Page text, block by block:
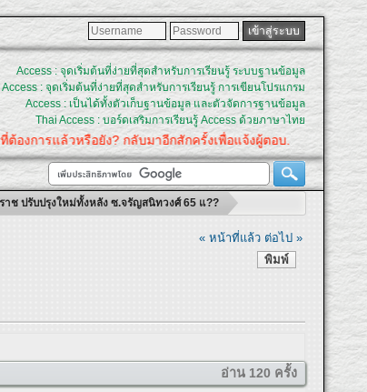
Access : จุดเริ่มต้นที่ง่ายที่สุดสำหรับการเรียนรู้ ระบบฐานข้อมูล
Access : จุดเริ่มต้นที่ง่ายที่สุดสำหรับการเรียนรู้ การเขียนโปรแกรม
Access : เป็นได้ทั้งตัวเก็บฐานข้อมูล และตัวจัดการฐานข้อมูล
Thai Access : บอร์ดเสริมการเรียนรู้ Access ด้วยภาษาไทย
องการแล้วหรือยัง? กลับมาอีกสักครั้งเพื่อแจ้งผู้ตอบ.
าช ปรับปรุงใหม่ทั้งหลัง ซ.จรัญสนิทวงศ์ 65 แ??
« หน้าที่แล้ว ต่อไป »
พิมพ์
อ่าน 120 ครั้ง